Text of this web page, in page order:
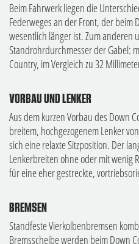
Beim Fahrwerk liegen die
Federweges an der Front, der beim
wesentlich länger ist. Zum anderen
Standrohrdurchmesser der Gabel:
Country, im Vergleich zu 32
VORBAU UND LENKER
Aus dem kurzen Vorbau des Down
breitem, hochgezogenem Lenker
sich eine relaxte Sitzposition. Der
Lenkerbreiten ohne oder mit wenig
für eine eher gestreckte,
BREMSEN
Standfeste Vierkolbenbremsen
Bremsscheibe werden beim Down